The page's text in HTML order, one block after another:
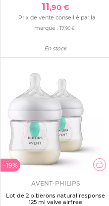
11,90 €
Prix de vente conseillé par la
marque :17,90 €
En stock
-19%
AVENT-PHILIPS
Lot de 2 biberons natural response
125 ml valve airfree